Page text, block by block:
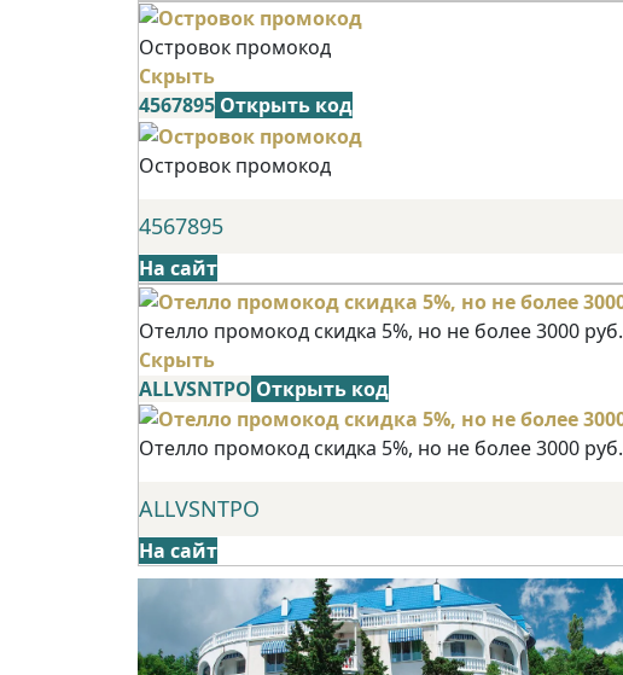
Островок промокод
Скрыть
4567895 Открыть код
Островок промокод
4567895
На сайт
Отелло промокод скидка 5%, но не более 3000 руб.
Скрыть
ALLVSNTPO Открыть код
Отелло промокод скидка 5%, но не более 3000 руб.
ALLVSNTPO
На сайт